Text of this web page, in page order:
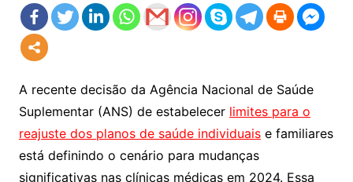
A recente decisão da Agência Nacional de Saúde
Suplementar (ANS) de estabelecer limites para o
reajuste dos planos de saúde individuaise familiares
está definindo o cenário para mudanças
significativas nas clínicas médicas em 2024. Essa